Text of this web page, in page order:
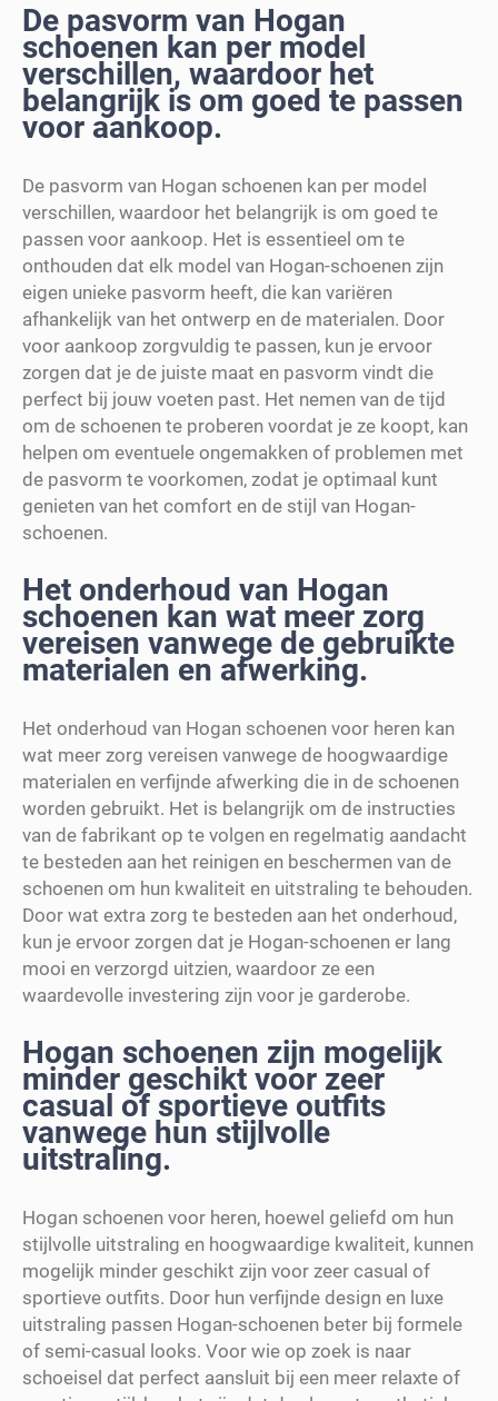
De pasvorm van Hogan
schoenen kan per model
verschillen, waardoor het
belangrijk is om goed te passen
voor aankoop.
De pasvorm van Hogan schoenen kan per model
verschillen, waardoor het belangrijk is om goed te
passen voor aankoop. Het is essentieel om te
onthouden dat elk model van Hogan-schoenen zijn
eigen unieke pasvorm heeft, die kan variëren
afhankelijk van het ontwerp en de materialen. Door
voor aankoop zorgvuldig te passen, kun je ervoor
zorgen dat je de juiste maat en pasvorm vindt die
perfect bij jouw voeten past. Het nemen van de tijd
om de schoenen te proberen voordat je ze koopt, kan
helpen om eventuele ongemakken of problemen met
de pasvorm te voorkomen, zodat je optimaal kunt
genieten van het comfort en de stijl van Hogan-
schoenen.
Het onderhoud van Hogan
schoenen kan wat meer zorg
vereisen vanwege de gebruikte
materialen en afwerking.
Het onderhoud van Hogan schoenen voor heren kan
wat meer zorg vereisen vanwege de hoogwaardige
materialen en verfijnde afwerking die in de schoenen
worden gebruikt. Het is belangrijk om de instructies
van de fabrikant op te volgen en regelmatig aandacht
te besteden aan het reinigen en beschermen van de
schoenen om hun kwaliteit en uitstraling te behouden.
Door wat extra zorg te besteden aan het onderhoud,
kun je ervoor zorgen dat je Hogan-schoenen er lang
mooi en verzorgd uitzien, waardoor ze een
waardevolle investering zijn voor je garderobe.
Hogan schoenen zijn mogelijk
minder geschikt voor zeer
casual of sportieve outfits
vanwege hun stijlvolle
uitstraling.
Hogan schoenen voor heren, hoewel geliefd om hun
stijlvolle uitstraling en hoogwaardige kwaliteit, kunnen
mogelijk minder geschikt zijn voor zeer casual of
sportieve outfits. Door hun verfijnde design en luxe
uitstraling passen Hogan-schoenen beter bij formele
of semi-casual looks. Voor wie op zoek is naar
schoeisel dat perfect aansluit bij een meer relaxte of